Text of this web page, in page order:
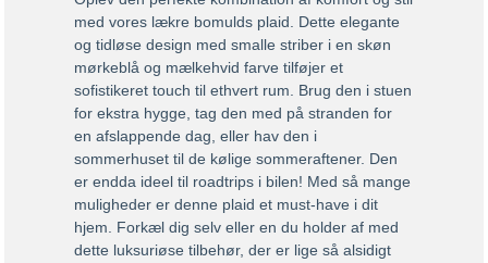
med vores lækre bomulds plaid. Dette elegante
og tidløse design med smalle striber i en skøn
mørkeblå og mælkehvid farve tilføjer et
sofistikeret touch til ethvert rum. Brug den i stuen
for ekstra hygge, tag den med på stranden for
en afslappende dag, eller hav den i
sommerhuset til de kølige sommeraftener. Den
er endda ideel til roadtrips i bilen! Med så mange
muligheder er denne plaid et must-have i dit
hjem. Forkæl dig selv eller en du holder af med
dette luksuriøse tilbehør, der er lige så alsidigt